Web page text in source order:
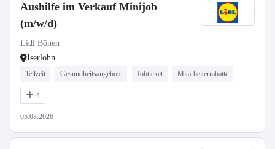
Aushilfe im Verkauf Minijob
(m/w/d)
Lidl Bönen
Iserlohn
Teilzeit Gesundheitsangebote Jobticket Mitarbeiterrabatte
4
05.08.2026